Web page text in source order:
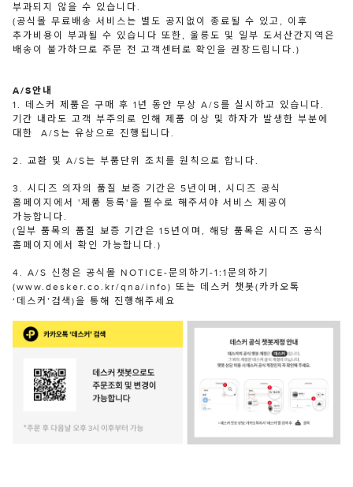
부과되지 않을 수 있습니다.
(공식몰 무료배송 서비스는 별도 공지없이 종료될 수 있고, 이후
추가비용이 부과될 수 있습니다 또한, 울릉도 및 일부 도서산간지역은
배송이 불가하므로 주문 전 고객센터로 확인을 권장드립니다.)
A/S안내
1. 데스커 제품은 구매 후 1년 동안 무상 A/S를 실시하고 있습니다.
기간 내라도 고객 부주의로 인해 제품 이상 및 하자가 발생한 부분에
대한 A/S는 유상으로 진행됩니다.
2. 교환 및 A/S는 부품단위 조치를 원칙으로 합니다.
3. 시디즈 의자의 품질 보증 기간은 5년이며, 시디즈 공식
홈페이지에서 '제품 등록'을 필수로 해주셔야 서비스 제공이
가능합니다.
(일부 품목의 품질 보증 기간은 15년이며, 해당 품목은 시디즈 공식
홈페이지에서 확인 가능합니다.)
4. A/S 신청은 공식몰 NOTICE-문의하기-1:1문의하기
(www.desker.co.kr/qna/info) 또는 데스커 챗봇(카카오톡
‘데스커’검색)을 통해 진행해주세요